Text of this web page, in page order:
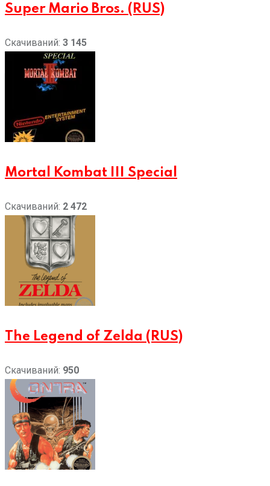
Super Mario Bros. (RUS)
Скачиваний: 3 145
Mortal Kombat III Special
Скачиваний: 2 472
The Legend of Zelda (RUS)
Скачиваний: 950